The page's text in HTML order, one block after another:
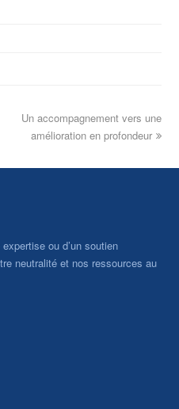
Un accompagnement vers une
amélioration en profondeur
expertise ou d’un soutien
neutralité et nos ressources au